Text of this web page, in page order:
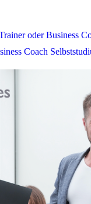
oder Business
Coach